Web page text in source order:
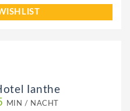
Ianthe
MIN / NACHT